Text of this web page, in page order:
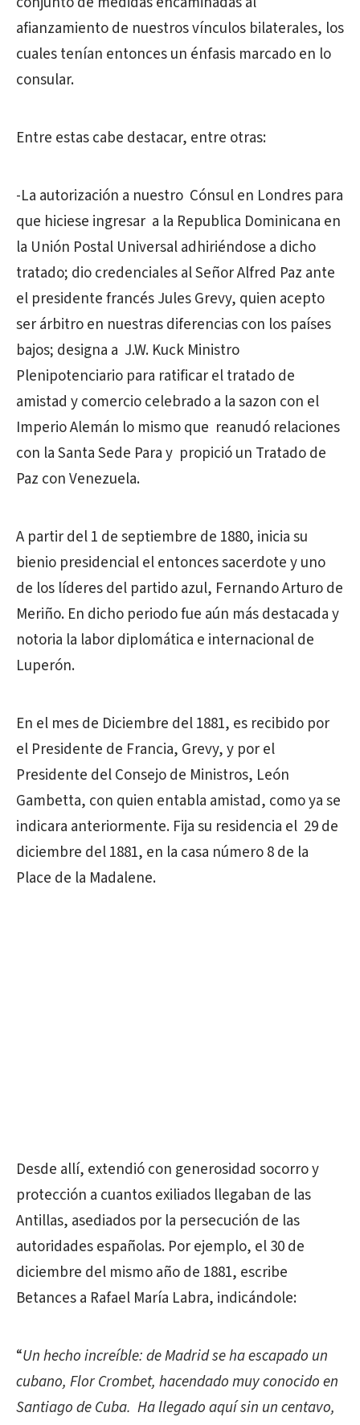
afianzamiento de nuestros vínculos bilaterales, los
cuales tenían entonces un énfasis marcado en lo
consular.
Entre estas cabe destacar, entre otras:
-La autorización a nuestro Cónsul en Londres para
que hiciese ingresar a la Republica Dominicana en
la Unión Postal Universal adhiriéndose a dicho
tratado; dio credenciales al Señor Alfred Paz ante
el presidente francés Jules Grevy, quien acepto
ser árbitro en nuestras diferencias con los países
bajos; designa a J.W. Kuck Ministro
Plenipotenciario para ratificar el tratado de
amistad y comercio celebrado a la sazon con el
Imperio Alemán lo mismo que reanudó relaciones
con la Santa Sede Para y propició un Tratado de
Paz con Venezuela.
A partir del 1 de septiembre de 1880, inicia su
bienio presidencial el entonces sacerdote y uno
de los líderes del partido azul, Fernando Arturo de
Meriño. En dicho periodo fue aún más destacada y
notoria la labor diplomática e internacional de
Luperón.
En el mes de Diciembre del 1881, es recibido por
el Presidente de Francia, Grevy, y por el
Presidente del Consejo de Ministros, León
Gambetta, con quien entabla amistad, como ya se
indicara anteriormente. Fija su residencia el 29 de
diciembre del 1881, en la casa número 8 de la
Place de la Madalene.
Desde allí, extendió con generosidad socorro y
protección a cuantos exiliados llegaban de las
Antillas, asediados por la persecución de las
autoridades españolas. Por ejemplo, el 30 de
diciembre del mismo año de 1881, escribe
Betances a Rafael María Labra, indicándole:
“Un hecho increíble: de Madrid se ha escapado un
cubano, Flor Crombet, hacendado muy conocido en
Santiago de Cuba. Ha llegado aquí sin un centavo,